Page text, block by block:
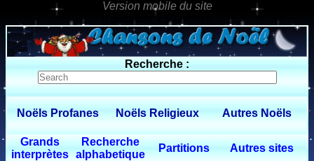
0 $limitbot 1 $limittot 2
Recherche :
Noëls Profanes Noëls Religieux Autres Noëls
Grands
interprètes
Recherche
alphabetique
Partitions Autres sites